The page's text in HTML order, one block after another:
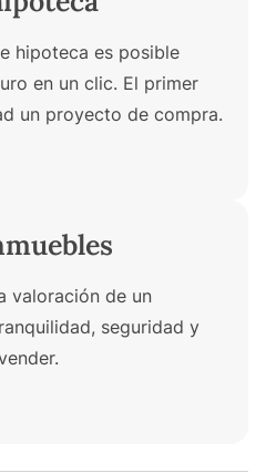
hipoteca es posible
en un clic. El primer
un proyecto de compra.
valoración de un
seguridad y